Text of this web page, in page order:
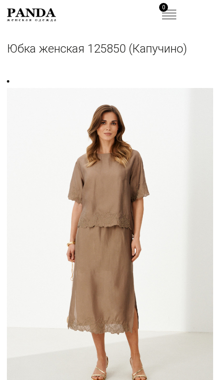
0
Юбка женская 125850 (Капучино)